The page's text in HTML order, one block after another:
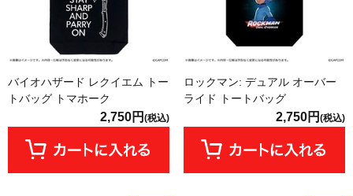
バイオハザード レクイエム トー
トバッグ トマホーク
2,750円 (税込)
ロックマン: デュアル オーバー
ライド トートバッグ
2,750円 (税込)